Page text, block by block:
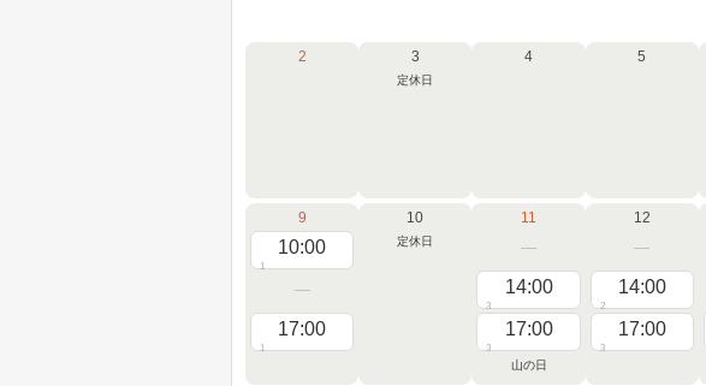
2 3
定休日
4 5
9
10:00
1
17:00
1
10
定休日
11
14:00
3
17:00
3
山の日
12
14:00
2
17:00
3